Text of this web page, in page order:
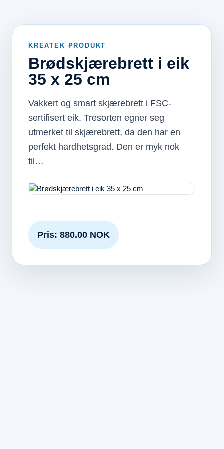
KREATEK PRODUKT
Brødskjærebrett i eik
35 x 25 cm
Vakkert og smart skjærebrett i FSC-
sertifisert eik. Tresorten egner seg
utmerket til skjærebrett, da den har en
perfekt hardhetsgrad. Den er myk nok
til…
Pris: 880.00 NOK